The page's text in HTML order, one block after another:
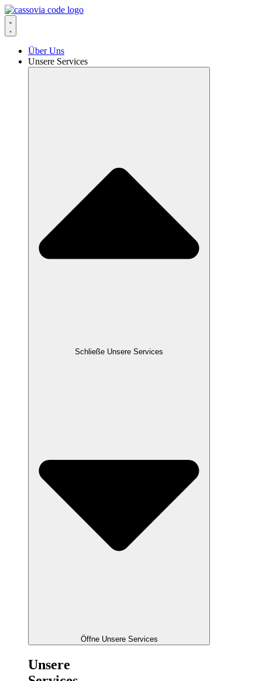
Zum
Inhalt
springen
Über Uns
Unsere Services
Schließe Unsere Services
Öffne Unsere Services
Unsere